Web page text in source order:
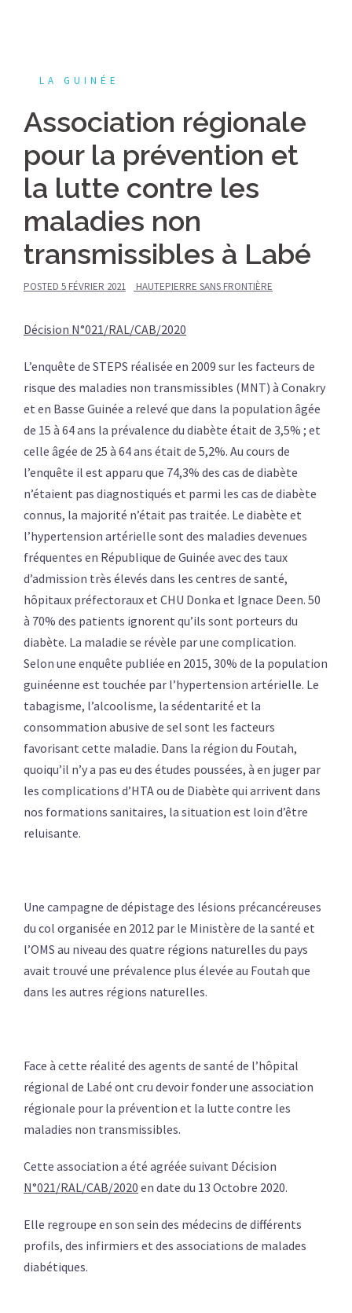
LA GUINÉE
Association régionale
pour la prévention et
la lutte contre les
maladies non
transmissibles à Labé
POSTED 5 FÉVRIER 2021 HAUTEPIERRE SANS FRONTIÈRE
Décision N°021/RAL/CAB/2020
L’enquête de STEPS réalisée en 2009 sur les facteurs de
risque des maladies non transmissibles (MNT) à Conakry
et en Basse Guinée a relevé que dans la population âgée
de 15 à 64 ans la prévalence du diabète était de 3,5% ; et
celle âgée de 25 à 64 ans était de 5,2%. Au cours de
l’enquête il est apparu que 74,3% des cas de diabète
n’étaient pas diagnostiqués et parmi les cas de diabète
connus, la majorité n’était pas traitée. Le diabète et
l’hypertension artérielle sont des maladies devenues
fréquentes en République de Guinée avec des taux
d’admission très élevés dans les centres de santé,
hôpitaux préfectoraux et CHU Donka et Ignace Deen. 50
à 70% des patients ignorent qu’ils sont porteurs du
diabète. La maladie se révèle par une complication.
Selon une enquête publiée en 2015, 30% de la population
guinéenne est touchée par l’hypertension artérielle. Le
tabagisme, l’alcoolisme, la sédentarité et la
consommation abusive de sel sont les facteurs
favorisant cette maladie. Dans la région du Foutah,
quoiqu’il n’y a pas eu des études poussées, à en juger par
les complications d’HTA ou de Diabète qui arrivent dans
nos formations sanitaires, la situation est loin d’être
reluisante.
Une campagne de dépistage des lésions précancéreuses
du col organisée en 2012 par le Ministère de la santé et
l’OMS au niveau des quatre régions naturelles du pays
avait trouvé une prévalence plus élevée au Foutah que
dans les autres régions naturelles.
Face à cette réalité des agents de santé de l’hôpital
régional de Labé ont cru devoir fonder une association
régionale pour la prévention et la lutte contre les
maladies non transmissibles.
Cette association a été agréée suivant Décision
N°021/RAL/CAB/2020 en date du 13 Octobre 2020.
Elle regroupe en son sein des médecins de différents
profils, des infirmiers et des associations de malades
diabétiques.